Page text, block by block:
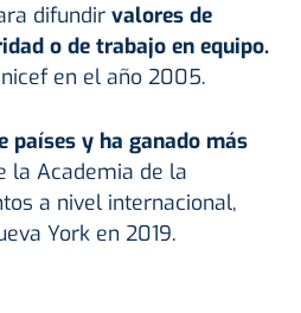
difundir valores de
o de trabajo en equipo.
en el año 2005.
países y ha ganado más
la Academia de la
a nivel internacional,
York en 2019.